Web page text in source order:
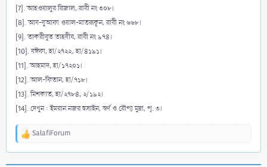
[7]. আহওয়ালুর রিজাল, রাবী নং ৩০৮।
[8]. আয-যুআফা ওয়াল-মাতরূকূন, রাবী নং ৬৬৮।
[9]. তাকরীবুত তাহযীব, রাবী নং ৯৭৪।
[10]. যঈফা, হা/২৭২২, হা/৪১৯১।
[11]. আহমাদ, হা/১৭২০১।
[12]. আল-ফিতান, হা/৭১৮।
[13]. মিশকাত, হা/২৭৮৪, ২/১৯২।
[14]. দেখুন : ইমরান নজর হুসাইন, স্বর্ণ ও রৌপ্য মুদ্রা, পৃ. ৩।
R
SalafiForum